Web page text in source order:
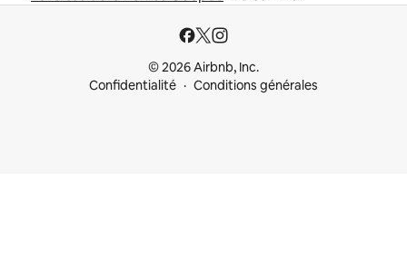
© 2026 Airbnb, Inc.
Confidentialité
Conditions générales